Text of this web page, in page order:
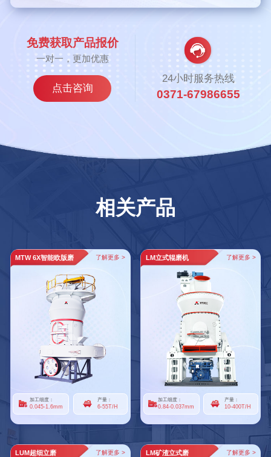
免费获取产品报价
一对一，更加优惠
点击咨询
24小时服务热线
0371-67986655
相关产品
MTW 6X智能欧版磨 了解更多 >
加工细度：
0.045-1.6mm
产量：
6-55T/H
LM立式辊磨机 了解更多 >
加工细度：
0.84-0.037mm
产量：
10-400T/H
LUM超细立磨 了解更多 > LM矿渣立式磨 了解更多 >